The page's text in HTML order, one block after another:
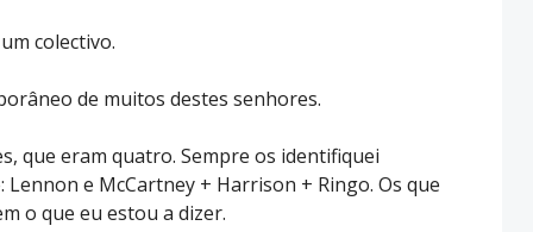
colectivo.
de muitos destes senhores.
que eram quatro. Sempre os identifiquei
e McCartney + Harrison + Ringo. Os que
o que eu estou a dizer.